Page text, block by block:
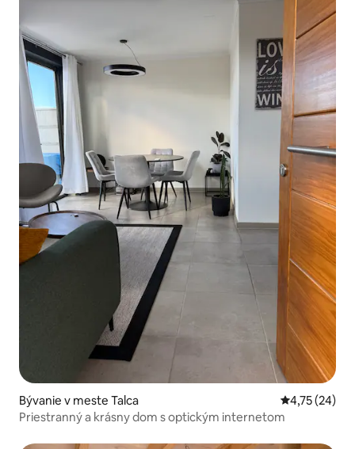
Bývanie v meste Talca Priemerné
4,75 (24)
Priestranný a krásny dom s optickým internetom